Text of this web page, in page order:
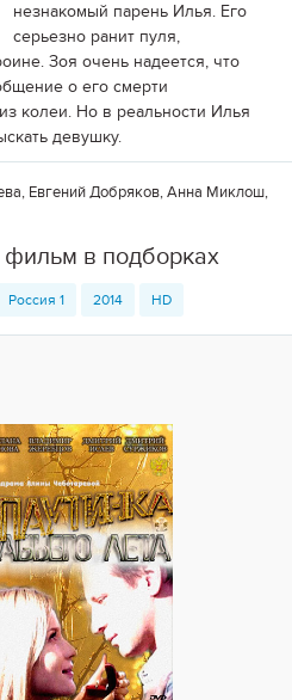
незнакомый парень Илья. Его
серьезно ранит пуля,
Зоя очень надеется, что
о его смерти
колеи. Но в реальности Илья
девушку.
Евгений Добряков, Анна Миклош,
в подборках
Россия 1 2014 HD